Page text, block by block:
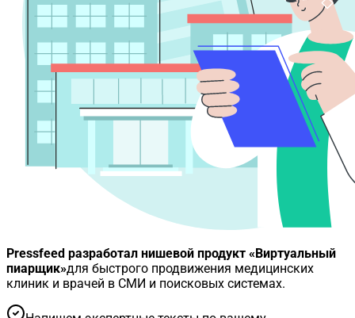
Pressfeed разработал нишевой продукт «Виртуальный
пиарщик»для быстрого продвижения медицинских
клиник и врачей в СМИ и поисковых системах.